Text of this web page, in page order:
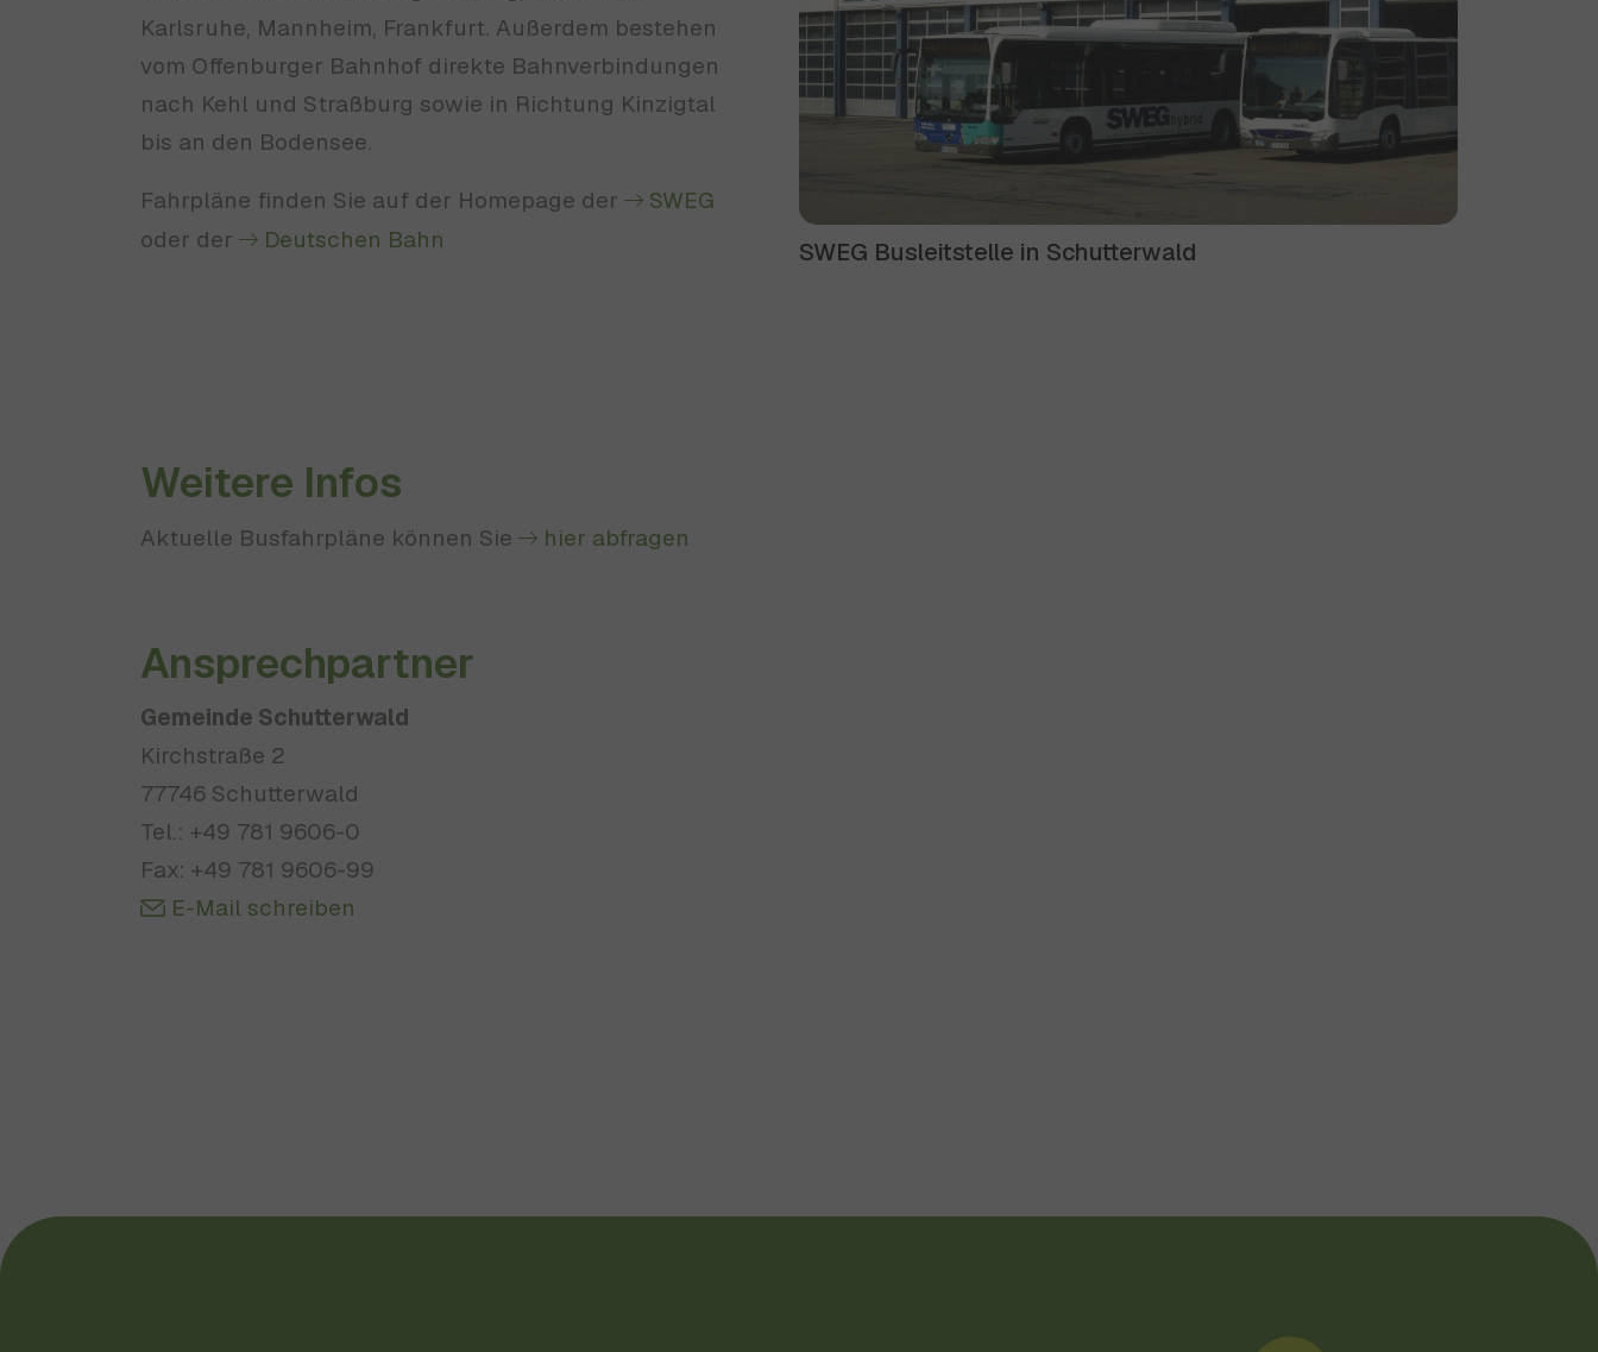
SWEG Busleitstelle in Schutterwald
Karlsruhe, Mannheim, Frankfurt. Außerdem bestehen
vom Offenburger Bahnhof direkte Bahnverbindungen
nach Kehl und Straßburg sowie in Richtung Kinzigtal
bis an den Bodensee.
Fahrpläne finden Sie auf der Homepage der
SWEG
oder der
Deutschen Bahn
Weitere Infos
Aktuelle Busfahrpläne können Sie hier abfragen
Ansprechpartner
Gemeinde Schutterwald
Kirchstraße 2
77746 Schutterwald
Tel.: +49 781 9606-0
Fax: +49 781 9606-99
E-Mail schreiben